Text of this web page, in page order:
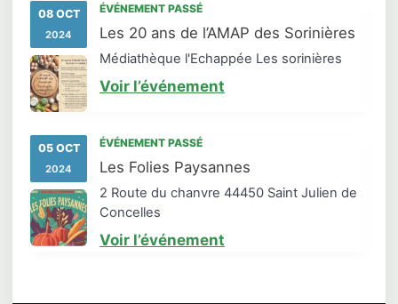
08 OCT
2024
ÉVÉNEMENT PASSÉ
Les 20 ans de l’AMAP des Sorinières
Médiathèque l'Echappée Les sorinières
Voir l’événement
05 OCT
2024
ÉVÉNEMENT PASSÉ
Les Folies Paysannes
2 Route du chanvre 44450 Saint Julien de
Concelles
Voir l’événement